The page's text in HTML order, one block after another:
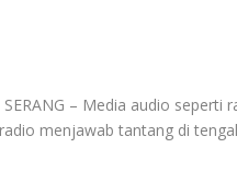
SERANG – Media audio
menjawab tantang di